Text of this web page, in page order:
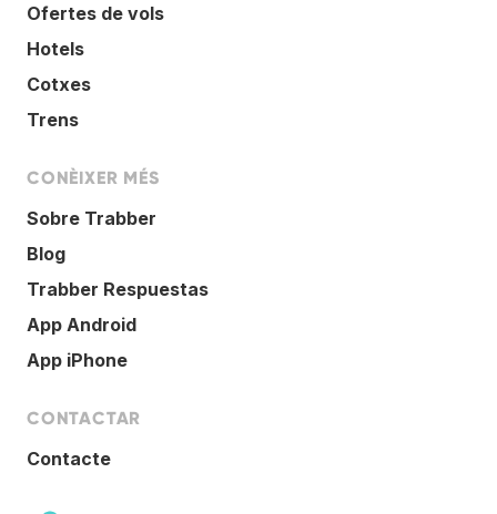
Ofertes de vols
Hotels
Cotxes
Trens
CONÈIXER MÉS
Sobre Trabber
Blog
Trabber Respuestas
App Android
App iPhone
CONTACTAR
Contacte